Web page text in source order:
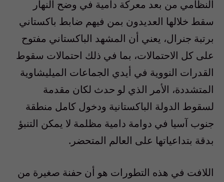
النظامي من بعد معركة دامية في وضح النهار
سقط خلالها العديدون بمن فيهم ضابط باكستاني
برتبة جنرال، يعني أن المشهد الباكستاني مفتوح
على كل الاحتمالات، بما في ذلك احتمالات سقوط
القدرات النووية في أيدي الجماعات الميليشاوية
المتشددة، الأمر الذي لو حدث لكان مقدمة
لسقوط الدولة الباكستانية ودخول كامل منطقة
جنوب آسيا في دوامة دامية مظلمة لا يمكن التنبؤ
بدقة بتداعياتها على العالم المتحضر.
اللافت في هذه التطورات هو أن حفنة صغيرة من